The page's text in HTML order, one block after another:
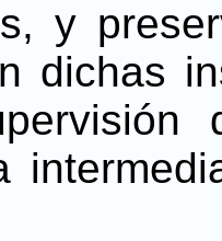
y
dichas